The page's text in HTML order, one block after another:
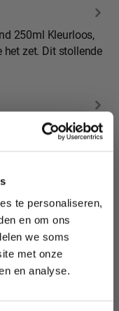
te personaliseren,
en om ons
we soms
met onze
en analyse.
250ml Kleurloos,
zet. Dit stollende
producten,
direct